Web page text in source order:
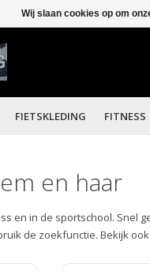
FIETSKLEDING FITNESS
en haar
en in de sportschool. Snel
de zoekfunctie. Bekijk
Wij slaan cookies op om